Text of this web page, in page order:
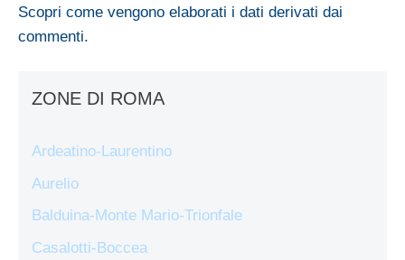
Scopri come vengono elaborati i dati derivati dai
commenti.
ZONE DI ROMA
Ardeatino-Laurentino
Aurelio
Balduina-Monte Mario-Trionfale
Casalotti-Boccea